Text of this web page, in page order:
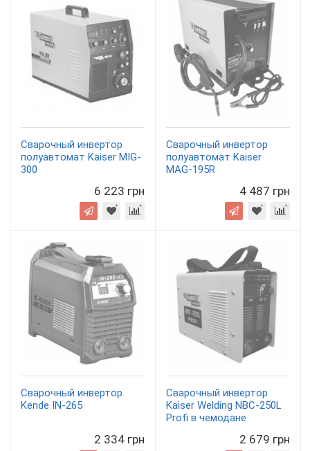
Сварочный инвертор
полуавтомат Kaiser MIG-
300
6 223 грн
Сварочный инвертор
полуавтомат Kaiser
MAG-195R
4 487 грн
Сварочный инвертор
Kende IN-265
2 334 грн
Сварочный инвертор
Kaiser Welding NBC-250L
Profi в чемодане
2 679 грн